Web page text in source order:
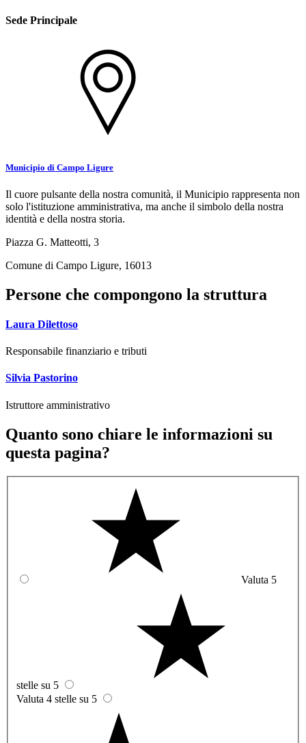
Sede Principale
Municipio di Campo Ligure
Il cuore pulsante della nostra comunità, il Municipio rappresenta non
solo l'istituzione amministrativa, ma anche il simbolo della nostra
identità e della nostra storia.
Piazza G. Matteotti, 3
Comune di Campo Ligure, 16013
Persone che compongono la struttura
Laura Dilettoso
Responsabile finanziario e tributi
Silvia Pastorino
Istruttore amministrativo
Quanto sono chiare le informazioni su
questa pagina?
Valuta 5
stelle su 5
Valuta 4 stelle su 5